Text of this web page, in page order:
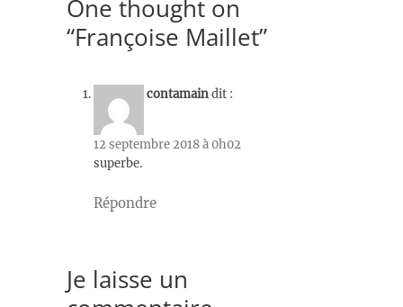
One thought on
“Françoise Maillet”
contamaindit :
12 septembre 2018 à 0h02
superbe.
Répondre
Je laisse un